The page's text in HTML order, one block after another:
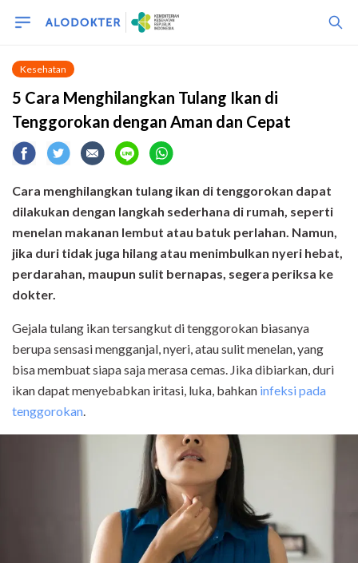
Kesehatan
5 Cara Menghilangkan Tulang Ikan di
Tenggorokan dengan Aman dan Cepat
Cara menghilangkan tulang ikan di tenggorokan dapat
dilakukan dengan langkah sederhana di rumah, seperti
menelan makanan lembut atau batuk perlahan. Namun,
jika duri tidak juga hilang atau menimbulkan nyeri hebat,
perdarahan, maupun sulit bernapas, segera periksa ke
dokter.
Gejala tulang ikan tersangkut di tenggorokan biasanya
berupa sensasi mengganjal, nyeri, atau sulit menelan, yang
bisa membuat siapa saja merasa cemas. Jika dibiarkan, duri
ikan dapat menyebabkan iritasi, luka, bahkan infeksi pada
tenggorokan.